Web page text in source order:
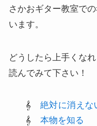
さかおギター教室で
います。
どうしたら上手くな
読んでみて下さい！
絶対に消えな
本物を知る